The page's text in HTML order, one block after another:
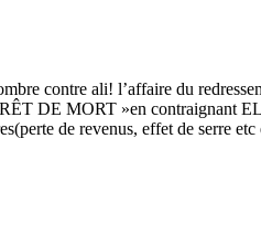
contre ali! l’affaire du
DE MORT »en contraignant
de revenus, effet de serre etc